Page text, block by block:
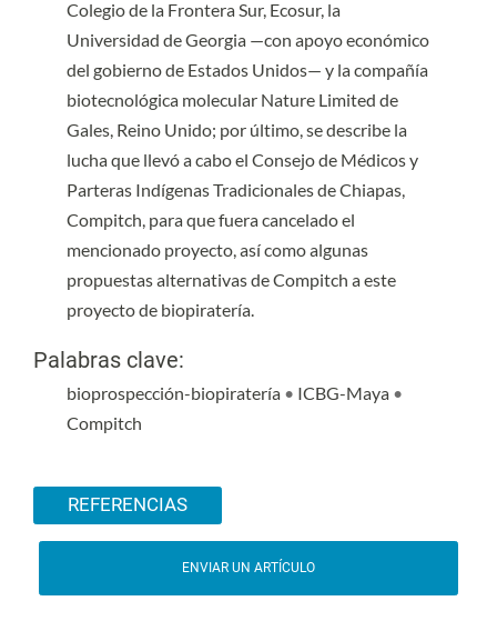
Colegio de la Frontera Sur, Ecosur, la
Universidad de Georgia —con apoyo económico
del gobierno de Estados Unidos— y la compañía
biotecnológica molecular Nature Limited de
Gales, Reino Unido; por último, se describe la
lucha que llevó a cabo el Consejo de Médicos y
Parteras Indígenas Tradicionales de Chiapas,
Compitch, para que fuera cancelado el
mencionado proyecto, así como algunas
propuestas alternativas de Compitch a este
proyecto de biopiratería.
Palabras clave:
bioprospección-biopiratería • ICBG-Maya •
Compitch
REFERENCIAS
ENVIAR UN ARTÍCULO